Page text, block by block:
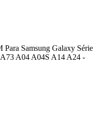
Para Samsung Galaxy Série
A04 A04S A14 A24 -